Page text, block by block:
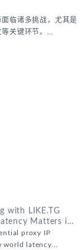
临诸多挑战，尤其是
关键环节。
with LIKE.TG
Matters in
proxy IP
world latency